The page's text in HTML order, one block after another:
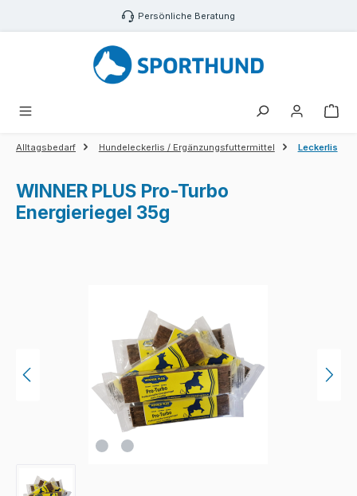
Zum Hauptinhalt springen Persönliche Beratung
Alltagsbedarf Hundeleckerlis / Ergänzungsfuttermittel Leckerlis
WINNER PLUS Pro-Turbo
Energieriegel 35g